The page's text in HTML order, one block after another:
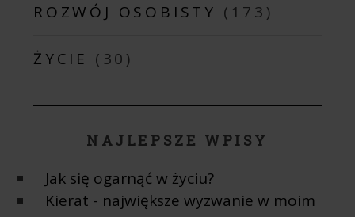
ROZWÓJ OSOBISTY (173)
ŻYCIE (30)
NAJLEPSZE WPISY
Jak się ogarnąć w życiu?
Kierat - największe wyzwanie w moim